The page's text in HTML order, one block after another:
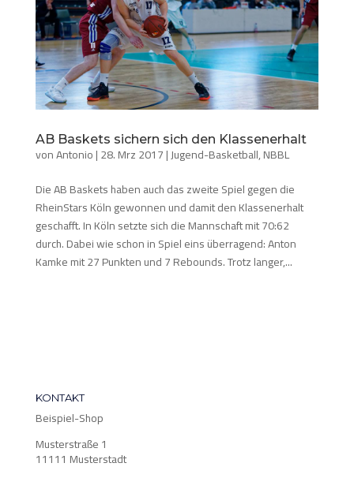
AB Baskets sichern sich den Klassenerhalt
vonAntonio|28. Mrz 2017|Jugend-Basketball,NBBL
Die AB Baskets haben auch das zweite Spiel gegen die
RheinStars Köln gewonnen und damit den Klassenerhalt
geschafft. In Köln setzte sich die Mannschaft mit 70:62
durch. Dabei wie schon in Spiel eins überragend: Anton
Kamke mit 27 Punkten und 7 Rebounds. Trotz langer,...
KONTAKT
Beispiel-Shop
Musterstraße 1
11111 Musterstadt